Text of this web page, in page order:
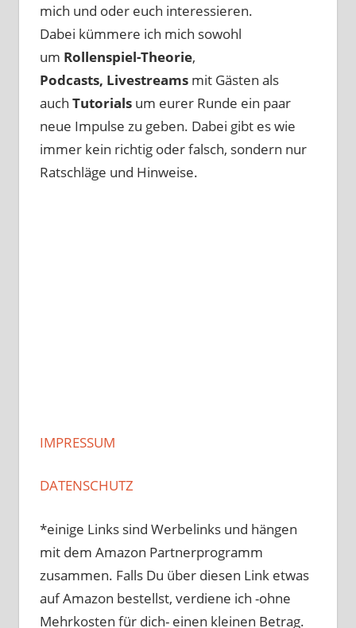
mich und oder euch interessieren.
Dabei kümmere ich mich sowohl
um Rollenspiel-Theorie,
Podcasts, Livestreams mit Gästen als
auch Tutorials um eurer Runde ein paar
neue Impulse zu geben. Dabei gibt es wie
immer kein richtig oder falsch, sondern nur
Ratschläge und Hinweise.
IMPRESSUM
DATENSCHUTZ
*einige Links sind Werbelinks und hängen
mit dem Amazon Partnerprogramm
zusammen. Falls Du über diesen Link etwas
auf Amazon bestellst, verdiene ich -ohne
Mehrkosten für dich- einen kleinen Betrag.